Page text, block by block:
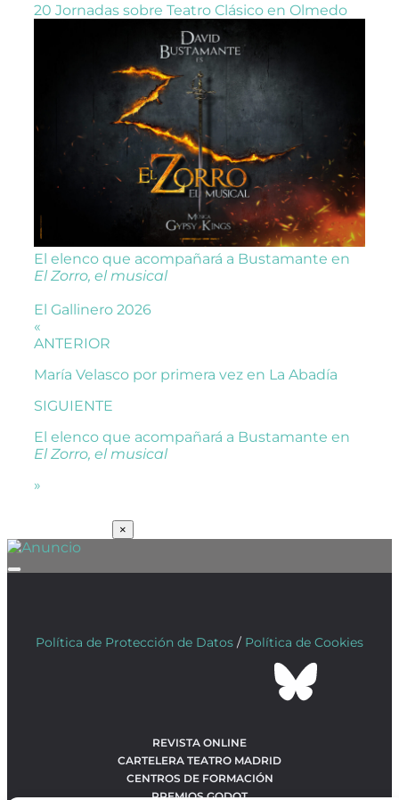
20 Jornadas sobre Teatro Clásico en Olmedo
El elenco que acompañará a Bustamante en
El Zorro, el musical
El Gallinero 2026
«
ANTERIOR
María Velasco por primera vez en La Abadía
SIGUIENTE
El elenco que acompañará a Bustamante en
El Zorro, el musical
»
×
Política de Protección de Datos / Política de Cookies
REVISTA ONLINE
CARTELERA TEATRO MADRID
CENTROS DE FORMACIÓN
PREMIOS GODOT